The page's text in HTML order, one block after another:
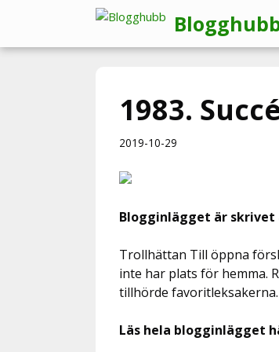
innehåll
1983.
2019-10-29
Blogginlägget är skrivet
Trollhättan Till öppna
inte har plats för hemma.
tillhörde favoritleksakerna.
Läs hela blogginlägget